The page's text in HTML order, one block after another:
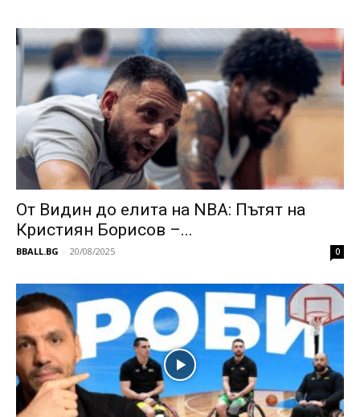
От Видин до елита на NBA: Пътят на
Кристиян Борисов –...
BBALL.BG - 20/08/2025 0